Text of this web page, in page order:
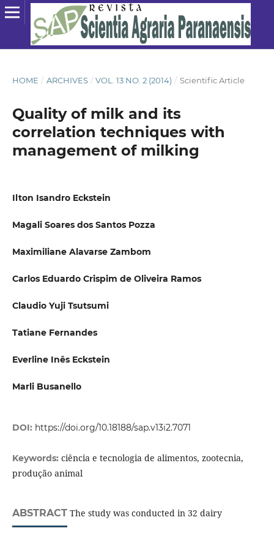
HOME / ARCHIVES / VOL. 13 NO. 2 (2014) / Scientific Article
Quality of milk and its
correlation techniques with
management of milking
Ilton Isandro Eckstein
Magali Soares dos Santos Pozza
Maximiliane Alavarse Zambom
Carlos Eduardo Crispim de Oliveira Ramos
Claudio Yuji Tsutsumi
Tatiane Fernandes
Everline Inês Eckstein
Marli Busanello
DOI: https://doi.org/10.18188/sap.v13i2.7071
Keywords: ciência e tecnologia de alimentos, zootecnia,
produção animal
ABSTRACTThe study was conducted in 32 dairy